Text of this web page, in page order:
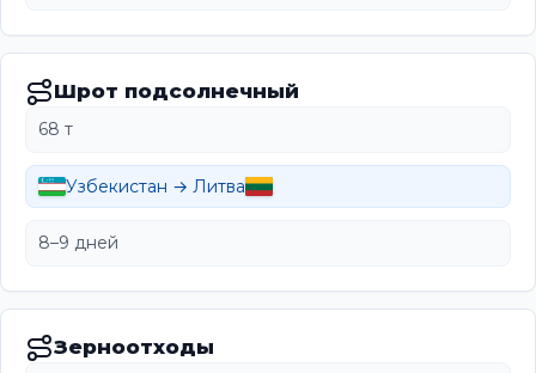
Шрот подсолнечный
68 т
Узбекистан → Литва
8–9 дней
Зерноотходы